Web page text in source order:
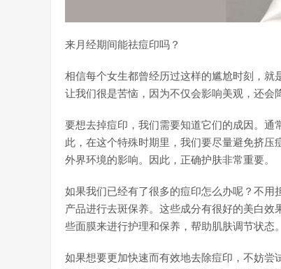
来月经期间能祛痘印吗？
相信每个女生都曾经历过这样的尴尬时刻，
让我们很是苦恼，因为不仅会影响美观，还会
要想去掉痘印，我们需要知道它们的成因。通
此，在这个特殊时期里，我们要尽量避免挤压
外界环境的影响。因此，正确护肤非常重要。
如果我们已经有了很多的痘印怎么办呢？不用
产品进行去斑保养。这些成分有很好的美白
些面膜来进行护理和保养，帮助肌肤调节状态。
如果想要更加快速而有效地去除痘印，不妨